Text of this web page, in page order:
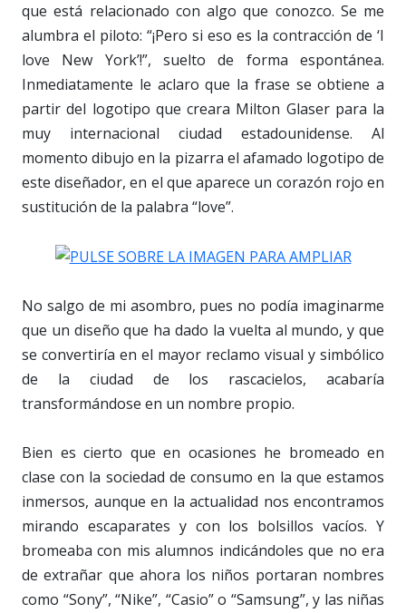
que está relacionado con algo que conozco. Se me
alumbra el piloto: “¡Pero si eso es la contracción de ‘I
love New York’!”, suelto de forma espontánea.
Inmediatamente le aclaro que la frase se obtiene a
partir del logotipo que creara Milton Glaser para la
muy internacional ciudad estadounidense. Al
momento dibujo en la pizarra el afamado logotipo de
este diseñador, en el que aparece un corazón rojo en
sustitución de la palabra “love”.
No salgo de mi asombro, pues no podía imaginarme
que un diseño que ha dado la vuelta al mundo, y que
se convertiría en el mayor reclamo visual y simbólico
de la ciudad de los rascacielos, acabaría
transformándose en un nombre propio.
Bien es cierto que en ocasiones he bromeado en
clase con la sociedad de consumo en la que estamos
inmersos, aunque en la actualidad nos encontramos
mirando escaparates y con los bolsillos vacíos. Y
bromeaba con mis alumnos indicándoles que no era
de extrañar que ahora los niños portaran nombres
como “Sony”, “Nike”, “Casio” o “Samsung”, y las niñas